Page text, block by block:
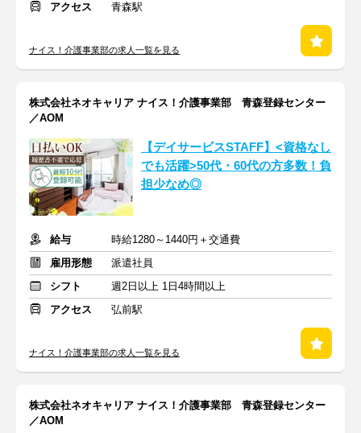
アクセス
青森駅
ナイス！介護事業部の求人一覧を見る
株式会社ネオキャリア ナイス！介護事業部 青森登録センター
／AOM
【デイサービスSTAFF】<資格なし
でも活躍>50代・60代の方多数！負
担少なめ◎
給与
時給1280～1440円＋交通費
雇用形態
派遣社員
シフト
週2日以上 1日4時間以上
アクセス
弘前駅
ナイス！介護事業部の求人一覧を見る
株式会社ネオキャリア ナイス！介護事業部 青森登録センター
／AOM